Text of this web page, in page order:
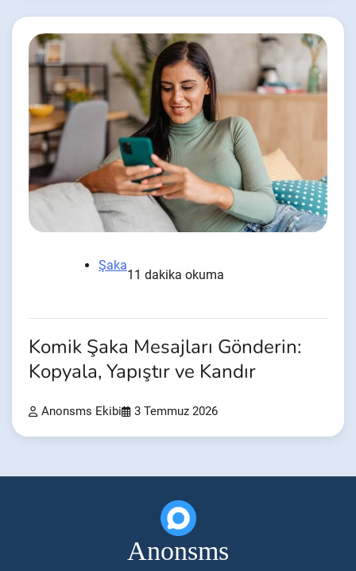
Şaka
11 dakika okuma
Komik Şaka Mesajları Gönderin:
Kopyala, Yapıştır ve Kandır
Anonsms Ekibi 3 Temmuz 2026
Anonsms